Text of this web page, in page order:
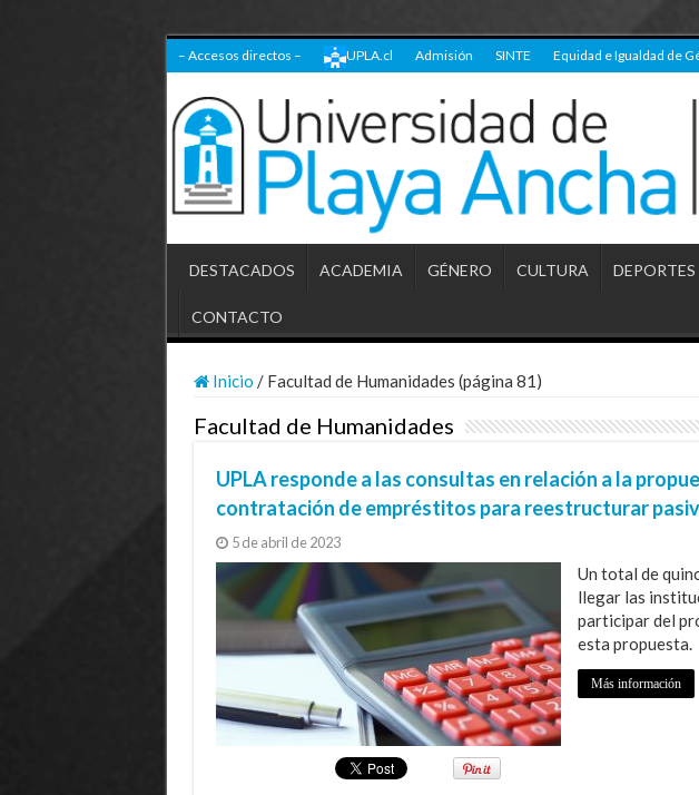
– Accesos directos – UPLA.cl Admisión SINTE Equidad e Igualdad de
DESTACADOS ACADEMIA GÉNERO CULTURA DEPORTES
CONTACTO
Inicio / Facultad de Humanidades (página 81)
Facultad de Humanidades
UPLA responde a las consultas en relación a la
contratación de empréstitos para reestructurar
5 de abril de 2023
Un total de
llegar las
participar del
esta propuesta.
Más información